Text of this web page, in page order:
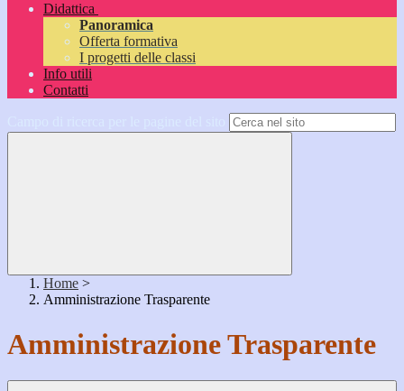
Didattica
Panoramica
Offerta formativa
I progetti delle classi
Info utili
Contatti
Home >
Amministrazione Trasparente
Amministrazione Trasparente